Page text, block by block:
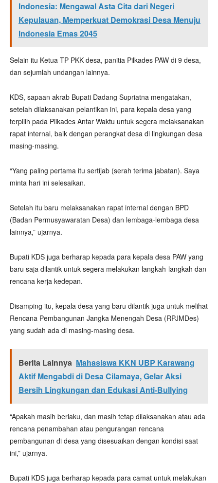
Indonesia: Mengawal Asta Cita dari Negeri
Kepulauan, Memperkuat Demokrasi Desa Menuju
Indonesia Emas 2045
Selain itu Ketua TP PKK desa, panitia Pilkades PAW di 9 desa,
dan sejumlah undangan lainnya.
KDS, sapaan akrab Bupati Dadang Supriatna mengatakan,
setelah dilaksanakan pelantikan ini, para kepala desa yang
terpilih pada Pilkades Antar Waktu untuk segera melaksanakan
rapat internal, baik dengan perangkat desa di lingkungan desa
masing-masing.
“Yang paling pertama itu sertijab (serah terima jabatan). Saya
minta hari ini selesaikan.
Setelah itu baru melaksanakan rapat internal dengan BPD
(Badan Permusyawaratan Desa) dan lembaga-lembaga desa
lainnya,” ujarnya.
Bupati KDS juga berharap kepada para kepala desa PAW yang
baru saja dilantik untuk segera melakukan langkah-langkah dan
rencana kerja kedepan.
Disamping itu, kepala desa yang baru dilantik juga untuk melihat
Rencana Pembangunan Jangka Menengah Desa (RPJMDes)
yang sudah ada di masing-masing desa.
Berita Lainnya Mahasiswa KKN UBP Karawang
Aktif Mengabdi di Desa Cilamaya, Gelar Aksi
Bersih Lingkungan dan Edukasi Anti-Bullying
“Apakah masih berlaku, dan masih tetap dilaksanakan atau ada
rencana penambahan atau pengurangan rencana
pembangunan di desa yang disesuaikan dengan kondisi saat
ini,” ujarnya.
Bupati KDS juga berharap kepada para camat untuk melakukan